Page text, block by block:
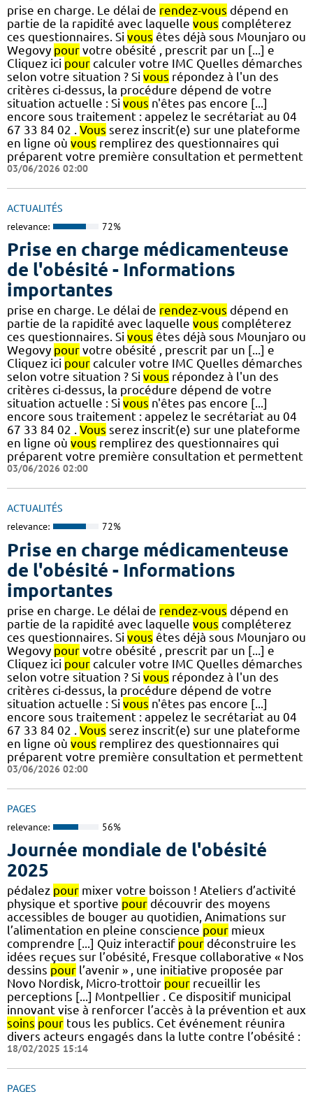
prise en charge. Le délai de rendez-vous dépend en
partie de la rapidité avec laquelle vous compléterez
ces questionnaires. Si vous êtes déjà sous Mounjaro ou
Wegovy pour votre obésité , prescrit par un [...] e
Cliquez ici pour calculer votre IMC Quelles démarches
selon votre situation ? Si vous répondez à l'un des
critères ci-dessus, la procédure dépend de votre
situation actuelle : Si vous n'êtes pas encore [...]
encore sous traitement : appelez le secrétariat au 04
67 33 84 02 . Vous serez inscrit(e) sur une plateforme
en ligne où vous remplirez des questionnaires qui
préparent votre première consultation et permettent
03/06/2026 02:00
ACTUALITÉS
relevance: 72%
Prise en charge médicamenteuse
de l'obésité - Informations
importantes
prise en charge. Le délai de rendez-vous dépend en
partie de la rapidité avec laquelle vous compléterez
ces questionnaires. Si vous êtes déjà sous Mounjaro ou
Wegovy pour votre obésité , prescrit par un [...] e
Cliquez ici pour calculer votre IMC Quelles démarches
selon votre situation ? Si vous répondez à l'un des
critères ci-dessus, la procédure dépend de votre
situation actuelle : Si vous n'êtes pas encore [...]
encore sous traitement : appelez le secrétariat au 04
67 33 84 02 . Vous serez inscrit(e) sur une plateforme
en ligne où vous remplirez des questionnaires qui
préparent votre première consultation et permettent
03/06/2026 02:00
ACTUALITÉS
relevance: 72%
Prise en charge médicamenteuse
de l'obésité - Informations
importantes
prise en charge. Le délai de rendez-vous dépend en
partie de la rapidité avec laquelle vous compléterez
ces questionnaires. Si vous êtes déjà sous Mounjaro ou
Wegovy pour votre obésité , prescrit par un [...] e
Cliquez ici pour calculer votre IMC Quelles démarches
selon votre situation ? Si vous répondez à l'un des
critères ci-dessus, la procédure dépend de votre
situation actuelle : Si vous n'êtes pas encore [...]
encore sous traitement : appelez le secrétariat au 04
67 33 84 02 . Vous serez inscrit(e) sur une plateforme
en ligne où vous remplirez des questionnaires qui
préparent votre première consultation et permettent
03/06/2026 02:00
PAGES
relevance: 56%
Journée mondiale de l'obésité
2025
pédalez pour mixer votre boisson ! Ateliers d’activité
physique et sportive pour découvrir des moyens
accessibles de bouger au quotidien, Animations sur
l’alimentation en pleine conscience pour mieux
comprendre [...] Quiz interactif pour déconstruire les
idées reçues sur l’obésité, Fresque collaborative « Nos
dessins pour l’avenir » , une initiative proposée par
Novo Nordisk, Micro-trottoir pour recueillir les
perceptions [...] Montpellier . Ce dispositif municipal
innovant vise à renforcer l’accès à la prévention et aux
soins pour tous les publics. Cet événement réunira
divers acteurs engagés dans la lutte contre l’obésité :
18/02/2025 15:14
PAGES